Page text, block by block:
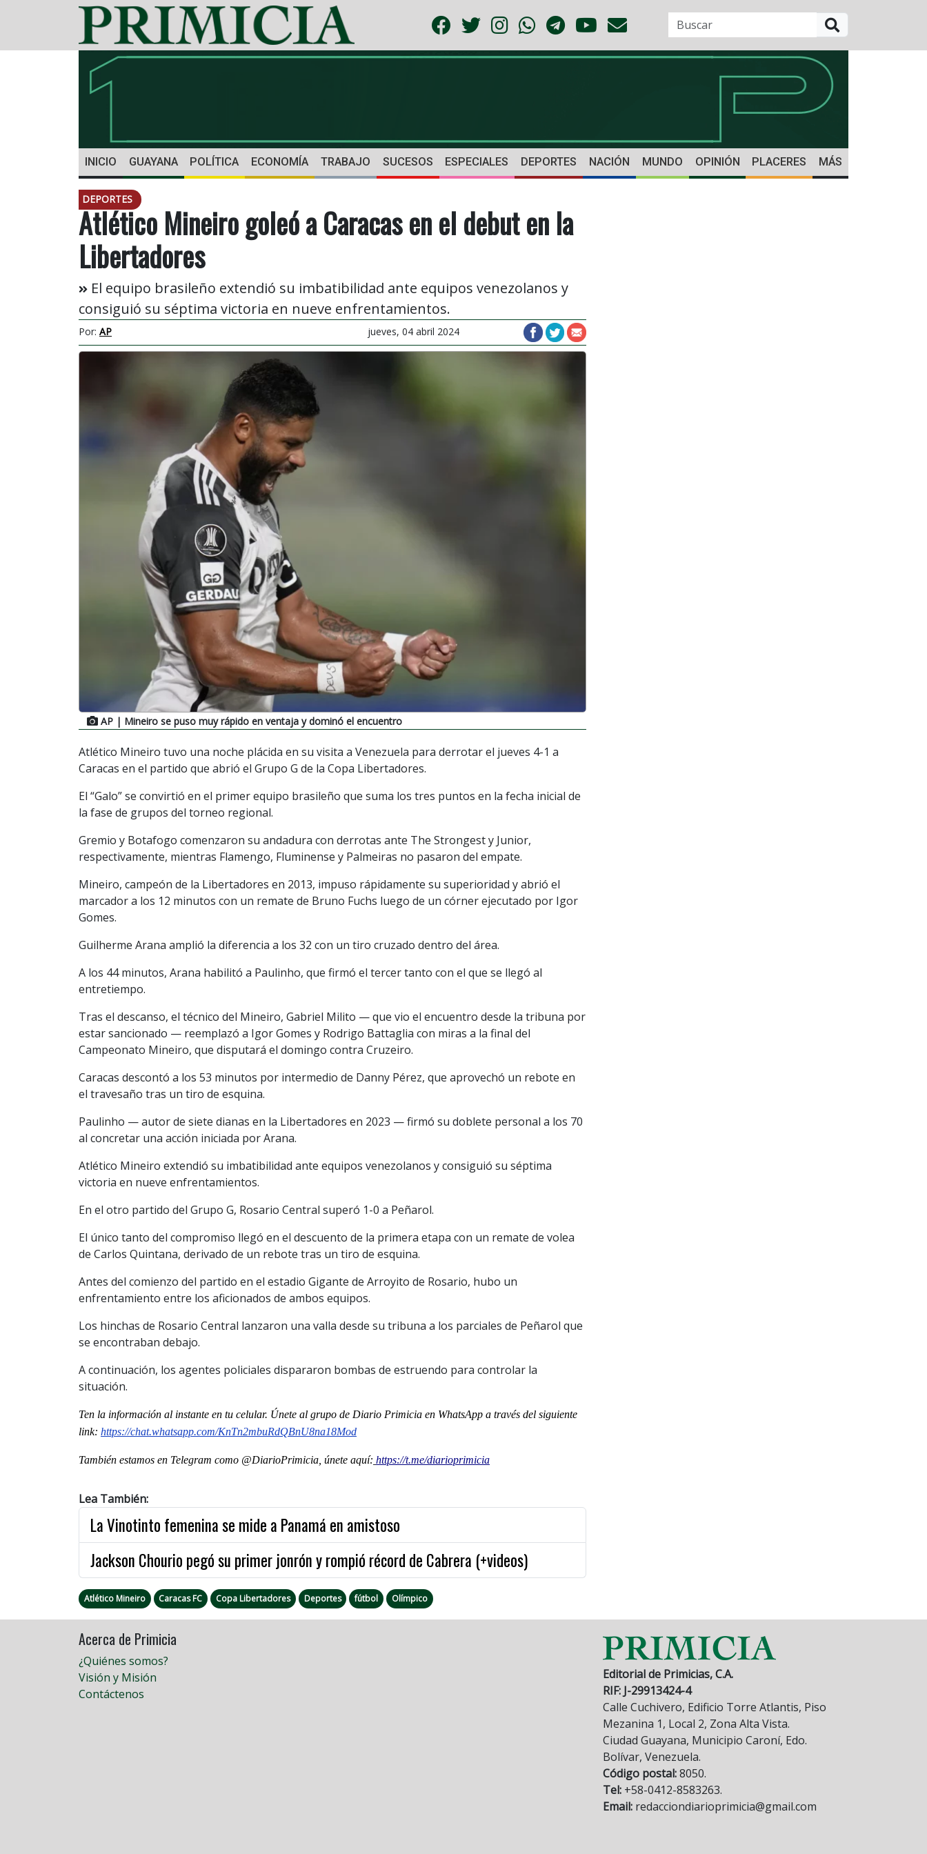
INICIO GUAYANA POLÍTICA ECONOMÍA TRABAJO SUCESOS ESPECIALES DEPORTES NACIÓN MUNDO OPINIÓN PLACERES MÁS
DEPORTES
Atlético Mineiro goleó a Caracas en el debut en la
Libertadores
El equipo brasileño extendió su imbatibilidad ante equipos venezolanos y
consiguió su séptima victoria en nueve enfrentamientos.
Por: AP jueves, 04 abril 2024
AP | Mineiro se puso muy rápido en ventaja y dominó el encuentro
Atlético Mineiro tuvo una noche plácida en su visita a Venezuela para derrotar el jueves 4-1 a
Caracas en el partido que abrió el Grupo G de la Copa Libertadores.
El “Galo” se convirtió en el primer equipo brasileño que suma los tres puntos en la fecha inicial de
la fase de grupos del torneo regional.
Gremio y Botafogo comenzaron su andadura con derrotas ante The Strongest y Junior,
respectivamente, mientras Flamengo, Fluminense y Palmeiras no pasaron del empate.
Mineiro, campeón de la Libertadores en 2013, impuso rápidamente su superioridad y abrió el
marcador a los 12 minutos con un remate de Bruno Fuchs luego de un córner ejecutado por Igor
Gomes.
Guilherme Arana amplió la diferencia a los 32 con un tiro cruzado dentro del área.
A los 44 minutos, Arana habilitó a Paulinho, que firmó el tercer tanto con el que se llegó al
entretiempo.
Tras el descanso, el técnico del Mineiro, Gabriel Milito — que vio el encuentro desde la tribuna por
estar sancionado — reemplazó a Igor Gomes y Rodrigo Battaglia con miras a la final del
Campeonato Mineiro, que disputará el domingo contra Cruzeiro.
Caracas descontó a los 53 minutos por intermedio de Danny Pérez, que aprovechó un rebote en
el travesaño tras un tiro de esquina.
Paulinho — autor de siete dianas en la Libertadores en 2023 — firmó su doblete personal a los 70
al concretar una acción iniciada por Arana.
Atlético Mineiro extendió su imbatibilidad ante equipos venezolanos y consiguió su séptima
victoria en nueve enfrentamientos.
En el otro partido del Grupo G, Rosario Central superó 1-0 a Peñarol.
El único tanto del compromiso llegó en el descuento de la primera etapa con un remate de volea
de Carlos Quintana, derivado de un rebote tras un tiro de esquina.
Antes del comienzo del partido en el estadio Gigante de Arroyito de Rosario, hubo un
enfrentamiento entre los aficionados de ambos equipos.
Los hinchas de Rosario Central lanzaron una valla desde su tribuna a los parciales de Peñarol que
se encontraban debajo.
A continuación, los agentes policiales dispararon bombas de estruendo para controlar la
situación.
Ten la información al instante en tu celular. Únete al grupo de Diario Primicia en WhatsApp a través del siguiente
link: https://chat.whatsapp.com/KnTn2mbuRdQBnU8na18Mod
También estamos en Telegram como @DiarioPrimicia, únete aquí: https://t.me/diarioprimicia
Lea También:
La Vinotinto femenina se mide a Panamá en amistoso
Jackson Chourio pegó su primer jonrón y rompió récord de Cabrera (+videos)
Atlético Mineiro Caracas FC Copa Libertadores Deportes fútbol Olímpico
Acerca de Primicia
¿Quiénes somos?
Visión y Misión
Contáctenos
Editorial de Primicias, C.A.
RIF: J-29913424-4
Calle Cuchivero, Edificio Torre Atlantis, Piso
Mezanina 1, Local 2, Zona Alta Vista.
Ciudad Guayana, Municipio Caroní, Edo.
Bolívar, Venezuela.
Código postal:8050.
Tel: +58-0412-8583263.
Email: redacciondiarioprimicia@gmail.com